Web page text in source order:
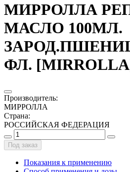
МИРРОЛЛА
МАСЛО 100МЛ.
ФЛ.
Производитель:
МИРРОЛЛА
Страна:
РОССИЙСКАЯ ФЕДЕРАЦИЯ
Под заказ
Показания к применению